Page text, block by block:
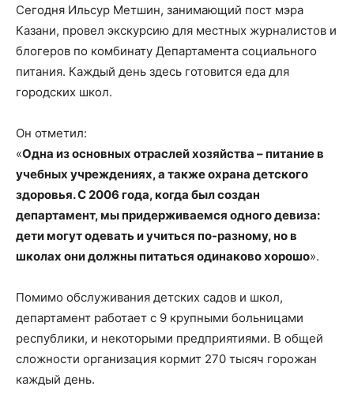
Сегодня Ильсур Метшин, занимающий пост мэра
Казани, провел экскурсию для местных журналистов и
блогеров по комбинату Департамента социального
питания. Каждый день здесь готовится еда для
городских школ.
Он отметил:
«Одна из основных отраслей хозяйства – питание в
учебных учреждениях, а также охрана детского
здоровья. С 2006 года, когда был создан
департамент, мы придерживаемся одного девиза:
дети могут одевать и учиться по-разному, но в
школах они должны питаться одинаково хорошо».
Помимо обслуживания детских садов и школ,
департамент работает с 9 крупными больницами
республики, и некоторыми предприятиями. В общей
сложности организация кормит 270 тысяч горожан
каждый день.